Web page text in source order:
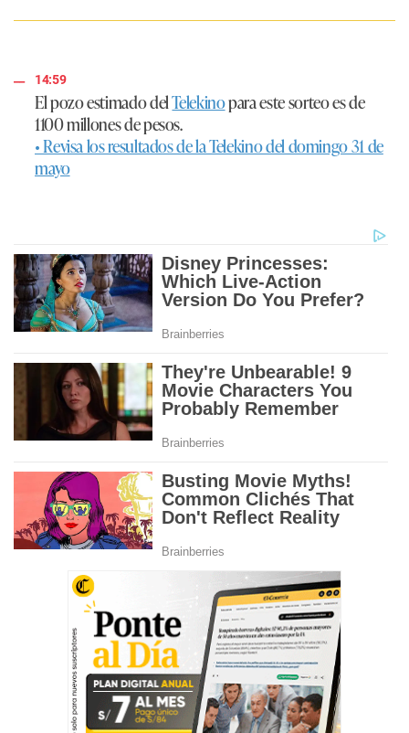
14:59
El pozo estimado delTelekinopara este sorteo es de
1100 millones de pesos.
• Revisa los resultados de la Telekino del domingo 31 de
mayo